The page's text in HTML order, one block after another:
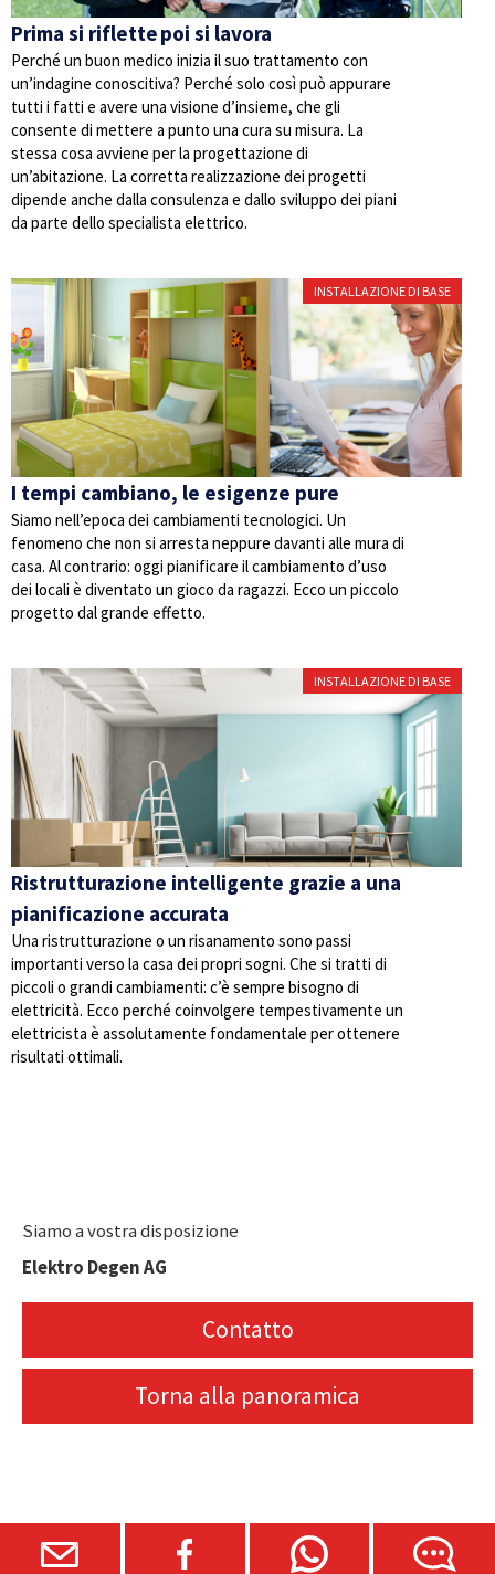
Prima si riflette poi si lavora
Perché un buon medico inizia il suo trattamento con
un’indagine conoscitiva? Perché solo così può appurare
tutti i fatti e avere una visione d’insieme, che gli
consente di mettere a punto una cura su misura. La
stessa cosa avviene per la progettazione di
un’abitazione. La corretta realizzazione dei progetti
dipende anche dalla consulenza e dallo sviluppo dei piani
da parte dello specialista elettrico.
INSTALLAZIONE DI BASE
I tempi cambiano, le esigenze pure
Siamo nell’epoca dei cambiamenti tecnologici. Un
fenomeno che non si arresta neppure davanti alle mura di
casa. Al contrario: oggi pianificare il cambiamento d’uso
dei locali è diventato un gioco da ragazzi. Ecco un piccolo
progetto dal grande effetto.
INSTALLAZIONE DI BASE
Ristrutturazione intelligente grazie a una
pianificazione accurata
Una ristrutturazione o un risanamento sono passi
importanti verso la casa dei propri sogni. Che si tratti di
piccoli o grandi cambiamenti: c’è sempre bisogno di
elettricità. Ecco perché coinvolgere tempestivamente un
elettricista è assolutamente fondamentale per ottenere
risultati ottimali.
Siamo a vostra disposizione
Elektro Degen AG
Contatto
Torna alla panoramica